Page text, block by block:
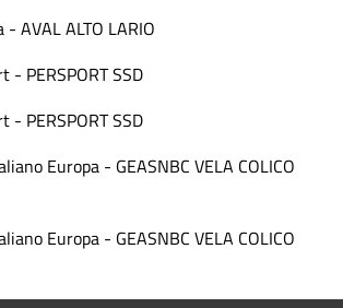
AVAL ALTO LARIO
- PERSPORT SSD
- PERSPORT SSD
Europa - GEASNBC VELA COLICO
Europa - GEASNBC VELA COLICO